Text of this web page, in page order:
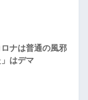
ロナは普通の風邪
はデマ